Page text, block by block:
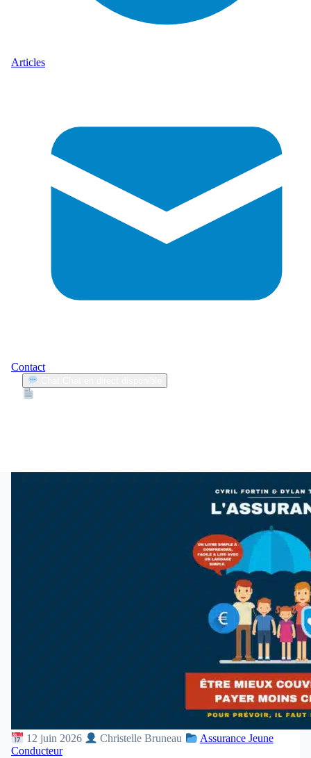
Articles
Contact
12 juin 2026 Christelle Bruneau
Assurance Jeune
Conducteur